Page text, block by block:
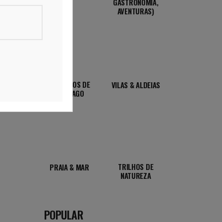
AVENTURAS)
CAMINHOS DE
SANTIAGO
VILAS & ALDEIAS
PRAIA & MAR
TRILHOS DE
NATUREZA
POPULAR